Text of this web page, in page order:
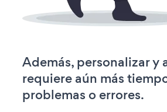
Además, personalizar
requiere aún más
problemas o errores.